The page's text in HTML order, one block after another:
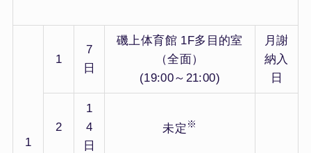
1
1
7
日
磯上体育館 1F多目的室
（全面）
(19:00～21:00)
月謝
納入
日
2
1
4
日
未定 ※